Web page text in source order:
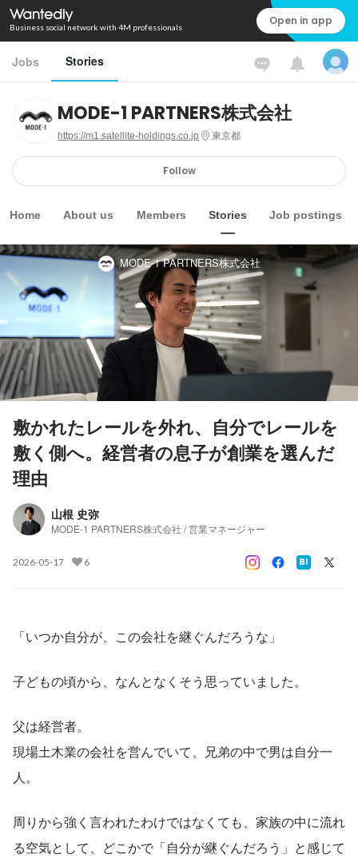
Business social network with 4M professionals Open in app
Jobs Stories
MODE-1 PARTNERS株式会社
https://m1.satellite-holdings.co.jp 東京都
Follow
Home About us Members Stories Job postings
MODE-1 PARTNERS株式会社
敷かれたレールを外れ、自分でレールを
敷く側へ。経営者の息子が創業を選んだ
理由
山根 史弥
MODE-1 PARTNERS株式会社 / 営業マネージャー
2026-05-17 6
「いつか自分が、この会社を継ぐんだろうな」
子どもの頃から、なんとなくそう思っていました。
父は経営者。
現場土木業の会社を営んでいて、兄弟の中で男は自分一
人。
周りから強く言われたわけではなくても、家族の中に流れ
る空気として、どこかで「自分が継ぐんだろう」と感じて